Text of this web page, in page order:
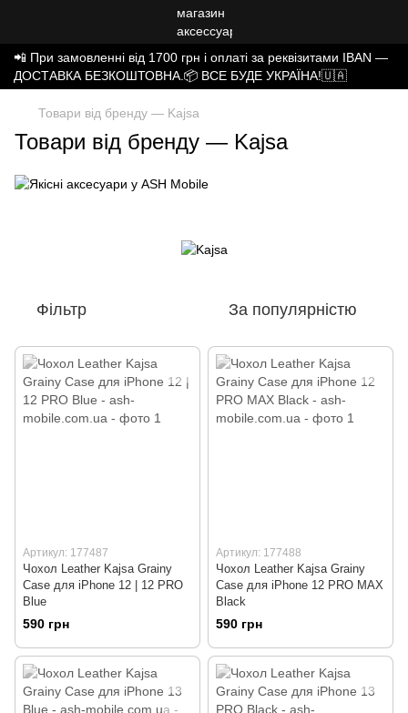
📲 При замовленні від 1700 грн і оплаті за реквізитами IBAN —
ДОСТАВКА БЕЗКОШТОВНА.📦 ВСЕ БУДЕ УКРАЇНА!🇺🇦
Товари від бренду — Kajsa
Товари від бренду — Kajsa
Фільтр За популярністю
Артикул: 177487
Чохол Leather Kajsa Grainy
Сase для iPhone 12 | 12 PRO
Blue
590 грн
Артикул: 177488
Чохол Leather Kajsa Grainy
Сase для iPhone 12 PRO MAX
Black
590 грн